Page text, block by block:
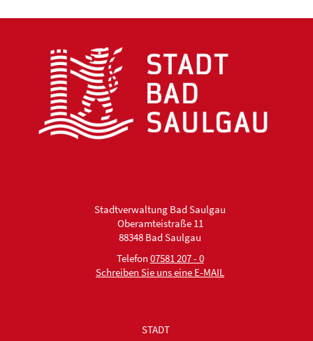
Stadtverwaltung Bad Saulgau
Oberamteistraße 11
88348 Bad Saulgau
Telefon 07581 207 - 0
Schreiben Sie uns eine E-MAIL
STADT